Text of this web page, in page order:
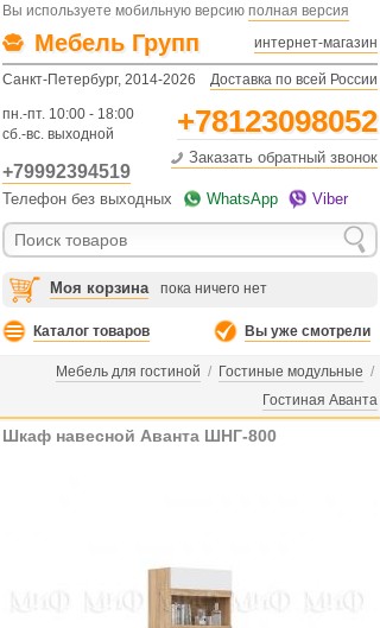
Вы используете мобильную версию полная версия
Мебель Групп интернет-магазин
Санкт-Петербург, 2014-2026 Доставка по всей России
пн.-пт. 10:00 - 18:00
сб.-вс. выходной
+78123098052
+79992394519
Заказать обратный звонок
Телефон без выходных WhatsApp Viber
Моя корзина пока ничего нет
Каталог товаров Вы уже смотрели
Мебель для гостиной / Гостиные модульные /
Гостиная Аванта
Шкаф навесной Аванта ШНГ-800